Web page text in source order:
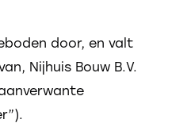
door, en valt
Nijhuis Bouw B.V.